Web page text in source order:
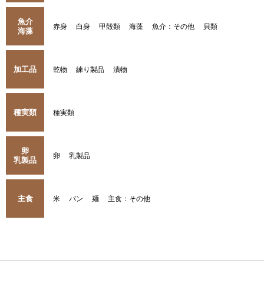
魚介
海藻
赤身 白身 甲殻類 海藻 魚介：その他 貝類
加工品 乾物 練り製品 漬物
種実類 種実類
卵
乳製品
卵 乳製品
主食 米 パン 麺 主食：その他